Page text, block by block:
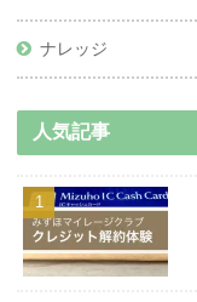
ナレッジ
人気記事